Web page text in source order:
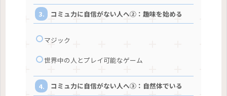
コミュ力に自信がない人へ②：趣味を始める
マジック
世界中の人とプレイ可能なゲーム
コミュ力に自信がない人へ③：自然体でいる